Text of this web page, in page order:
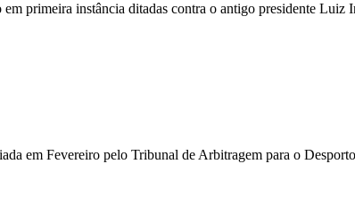
primeira instância ditadas contra o antigo presidente
em Fevereiro pelo Tribunal de Arbitragem para o